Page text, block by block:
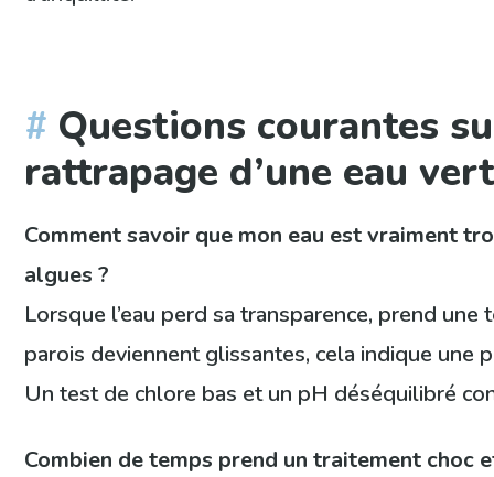
Questions courantes
rattrapage d’une eau
Comment savoir que mon eau est vraiment
algues ?
Lorsque l’eau perd sa transparence, prend
parois deviennent glissantes, cela indique une
Un test de chlore bas et un pH déséquilibré
Combien de temps prend un traitement choc